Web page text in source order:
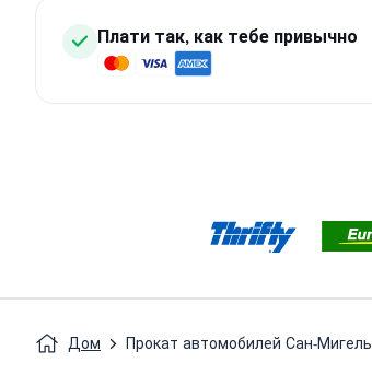
Плати так, как тебе привычно
Дом Прокат автомобилей Сан-Мигель